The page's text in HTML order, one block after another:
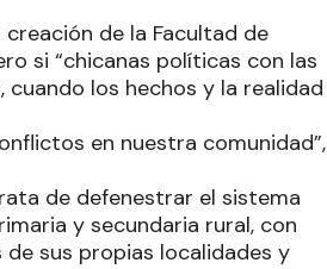
de la Facultad de
si “chicanas políticas con las
los hechos y la realidad
en nuestra comunidad”,
de defenestrar el sistema
y secundaria rural, con
sus propias localidades y